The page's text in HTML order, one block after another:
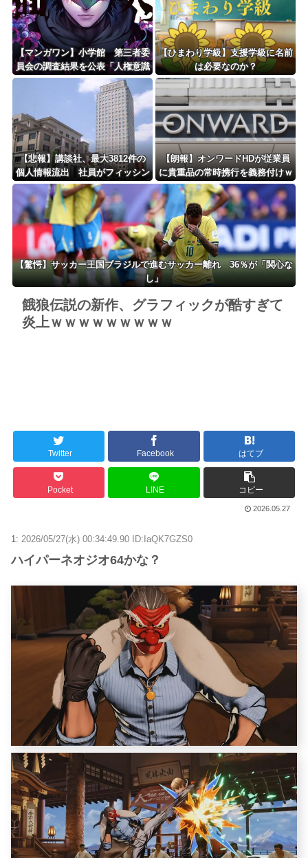
【マンガワン】小学館 第三者委
員会の調査結果を公表「人権意識
十分でなかった」 性加害歴ある
漫画家を別名義で起用
【ひまわり学級】支援学級に名前
は必要なのか？
【悲報】講談社、最大3812件の
個人情報流出 社員がフィッシン
グメールに騙されるｗｗｗｗｗｗ
ｗ
【朗報】オンワードHDが従業員
に貴重品の常時携行を義務付けｗ
ｗｗｗｗｗｗｗｗｗｗｗｗ
【驚愕】サッカー王国ブラジルで進むサッカー離れ 36％が「関心な
し」
餓狼伝説の新作、グラフィックが酷すぎて
炎上ｗｗｗｗｗｗｗｗｗ
Twitter Facebook はてブ
Pocket LINE コピー
2026.05.27
1: 2026/05/27(水) 00:34:49.90 ID:IaQK7GZS0
ハイパーネオジオ64かな？